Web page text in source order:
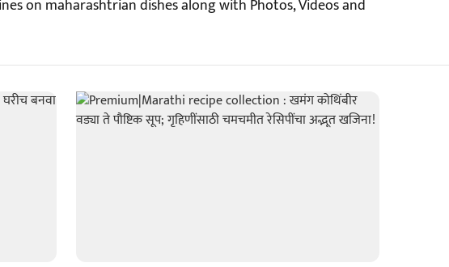
on maharashtrian dishes along with Photos, Videos and